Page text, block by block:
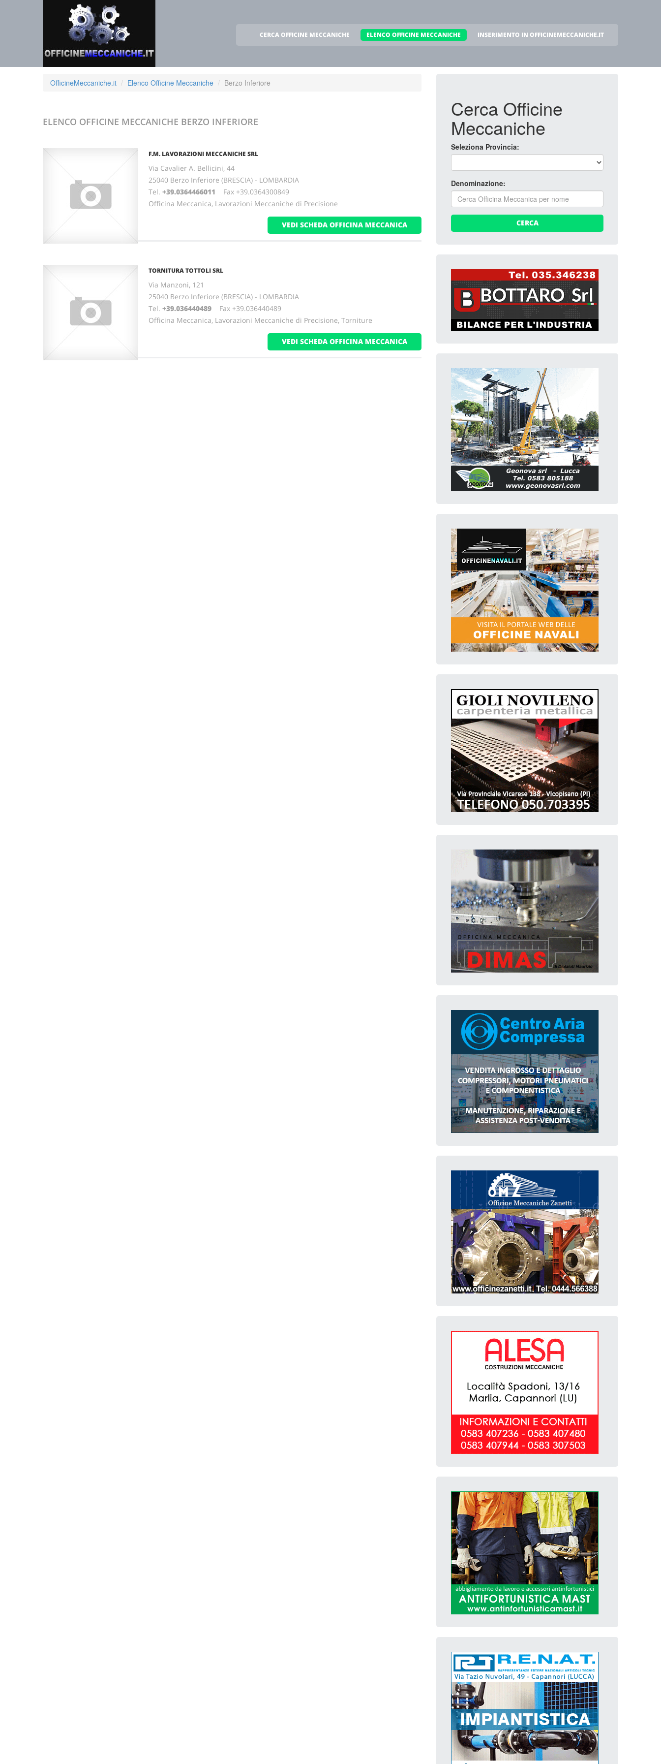
CERCA OFFICINE MECCANICHE ELENCO OFFICINE MECCANICHE INSERIMENTO IN OFFICINEMECCANICHE.IT
OfficineMeccaniche.it Elenco Officine Meccaniche Berzo Inferiore
ELENCO OFFICINE MECCANICHE BERZO INFERIORE
F.M. LAVORAZIONI MECCANICHE SRL
Via Cavalier A. Bellicini, 44
25040 Berzo Inferiore (BRESCIA) - LOMBARDIA
Tel. +39.0364466011 Fax +39.0364300849
Officina Meccanica, Lavorazioni Meccaniche di Precisione
VEDI SCHEDA OFFICINA MECCANICA
TORNITURA TOTTOLI SRL
Via Manzoni, 121
25040 Berzo Inferiore (BRESCIA) - LOMBARDIA
Tel. +39.036440489 Fax +39.036440489
Officina Meccanica, Lavorazioni Meccaniche di Precisione, Torniture
VEDI SCHEDA OFFICINA MECCANICA
Cerca Officine
Meccaniche
Seleziona Provincia:
Denominazione:
CERCA